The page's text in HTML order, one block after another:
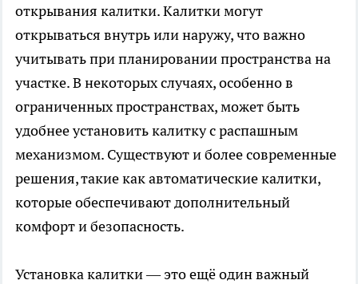
открывания калитки. Калитки могут
открываться внутрь или наружу, что важно
учитывать при планировании пространства на
участке. В некоторых случаях, особенно в
ограниченных пространствах, может быть
удобнее установить калитку с распашным
механизмом. Существуют и более современные
решения, такие как автоматические калитки,
которые обеспечивают дополнительный
комфорт и безопасность.
Установка калитки — это ещё один важный